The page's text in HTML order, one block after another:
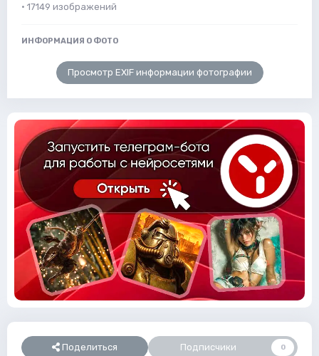
· 17149 изображений
ИНФОРМАЦИЯ О ФОТО
Просмотр EXIF информации фотографии
Поделиться Подписчики 0